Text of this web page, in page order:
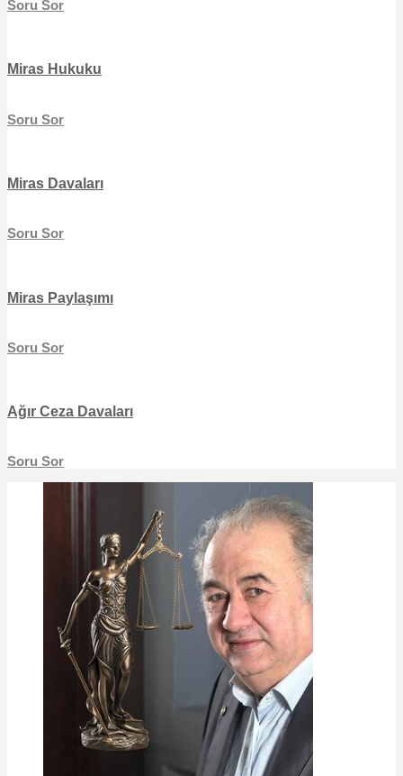
Soru Sor
Miras Hukuku
Soru Sor
Miras Davaları
Soru Sor
Miras Paylaşımı
Soru Sor
Ağır Ceza Davaları
Soru Sor